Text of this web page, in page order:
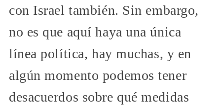
con Israel también. Sin embargo,
no es que aquí haya una única
línea política, hay muchas, y en
algún momento podemos tener
desacuerdos sobre qué medidas